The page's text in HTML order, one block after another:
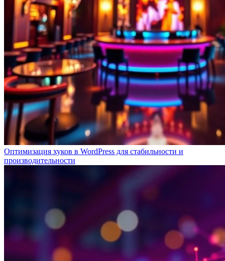
Оптимизация хуков в WordPress для стабильности и
производительности